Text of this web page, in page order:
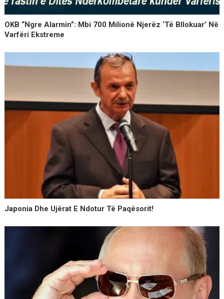
OKB “ngre Alarmin”: Mbi 700 Milionë Njerëz ‘të Bllokuar’ Në
Varfëri Ekstreme
Japonia Dhe Ujërat E Ndotur Të Paqësorit!